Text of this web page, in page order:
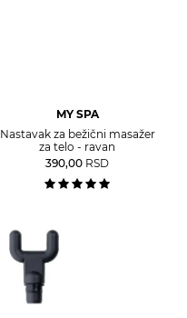
MY SPA
Nastavak za bežični masažer
za telo - ravan
390,00 RSD